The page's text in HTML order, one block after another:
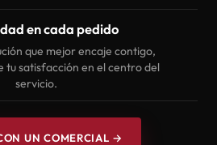
en cada pedido
que mejor encaje contigo,
tu satisfacción en el centro del
servicio.
UN COMERCIAL →